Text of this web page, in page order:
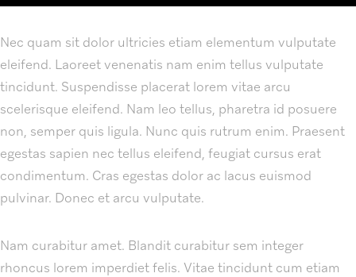
Nec quam sit dolor ultricies etiam elementum vulputate
eleifend. Laoreet venenatis nam enim tellus vulputate
tincidunt. Suspendisse placerat lorem vitae arcu
scelerisque eleifend. Nam leo tellus, pharetra id posuere
non, semper quis ligula. Nunc quis rutrum enim. Praesent
egestas sapien nec tellus eleifend, feugiat cursus erat
condimentum. Cras egestas dolor ac lacus euismod
pulvinar. Donec et arcu vulputate.
Nam curabitur amet. Blandit curabitur sem integer
rhoncus lorem imperdiet felis. Vitae tincidunt cum etiam